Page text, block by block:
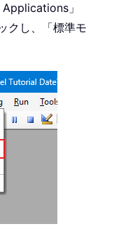
」
クし、「標準モ